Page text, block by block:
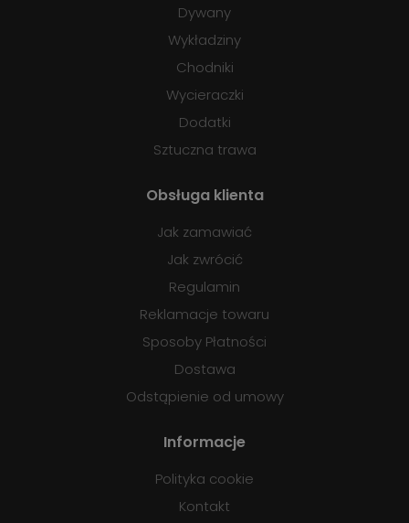
Dywany
Wykładziny
Chodniki
Wycieraczki
Dodatki
Sztuczna trawa
Obsługa klienta
Jak zamawiać
Jak zwrócić
Regulamin
Reklamacje towaru
Sposoby Płatności
Dostawa
Odstąpienie od umowy
Informacje
Polityka cookie
Kontakt